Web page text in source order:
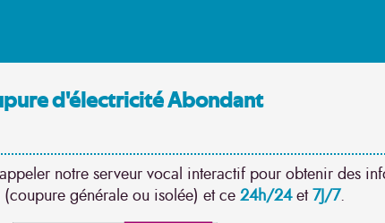
d'électricité Abondant
notre serveur vocal interactif pour obtenir des
générale ou isolée) et ce 24h/24et7J/7.